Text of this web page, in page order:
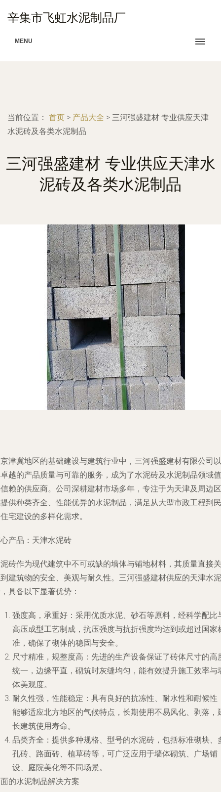
辛集市飞虹水泥制品厂
MENU
当前位置： 首页 > 产品大全 > 三河强盛建材 专业供应天津
水泥砖及各类水泥制品
三河强盛建材 专业供应天津水
泥砖及各类水泥制品
津冀地区的基础建设与建筑行业中，三河强盛建材有限公司以
越的产品质量与可靠的服务，成为了水泥砖及水泥制品领域值
赖的供应商。公司深耕建材市场多年，专注于为天津及周边区
供种类齐全、性能优异的水泥制品，满足从大型市政工程到民
宅建设的多样化需求。
产品：天津水泥砖
砖作为现代建筑中不可或缺的墙体与铺地材料，其质量直接关
建筑物的安全、美观与耐久性。三河强盛建材供应的天津水泥
具备以下显著优势：
强度高，承重好 ：采用优质水泥、砂石等原料，经科学配比
高压成型工艺制成，抗压强度与抗折强度均达到或超过国家
准，确保了砌体的稳固与安全。
尺寸精准，规整度高 ：先进的生产设备保证了砖体尺寸的高
统一，边缘平直，砌筑时灰缝均匀，能有效提升施工效率与
体美观度。
耐久性强，性能稳定 ：具有良好的抗冻性、耐水性和耐候性
能够适应北方地区的气候特点，长期使用不易风化、剥落，
长建筑使用寿命。
品类齐全 ：提供多种规格、型号的水泥砖，包括标准砌块、
孔砖、路面砖、植草砖等，可广泛应用于墙体砌筑、广场铺
设、庭院美化等不同场景。
的水泥制品解决方案